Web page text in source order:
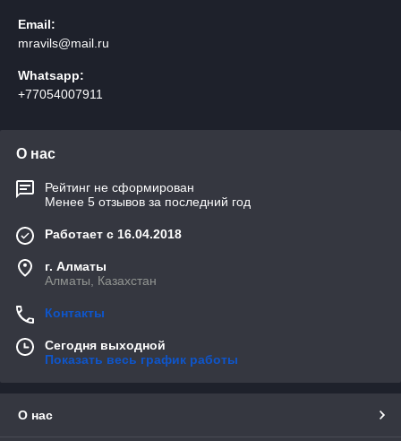
Email:
mravils@mail.ru
Whatsapp:
+77054007911
О нас
Рейтинг не сформирован
Менее 5 отзывов за последний год
Работает с 16.04.2018
г. Алматы
Алматы, Казахстан
Контакты
Сегодня выходной
Показать весь график работы
О нас